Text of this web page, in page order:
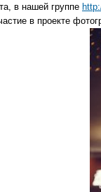
в нашей группе
в проекте